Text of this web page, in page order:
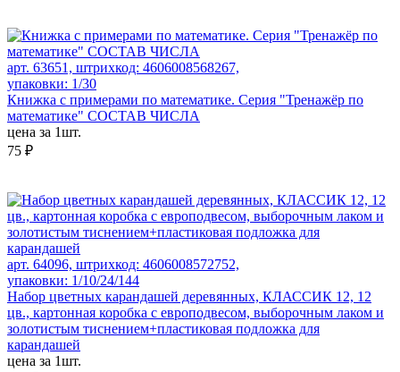
арт. 63651, штрихкод: 4606008568267,
упаковки: 1/30
Книжка с примерами по математике. Серия "Тренажёр по
математике" СОСТАВ ЧИСЛА
цена за 1шт.
75 ₽
арт. 64096, штрихкод: 4606008572752,
упаковки: 1/10/24/144
Набор цветных карандашей деревянных, КЛАССИК 12, 12
цв., картонная коробка с европодвесом, выборочным лаком и
золотистым тиснением+пластиковая подложка для
карандашей
цена за 1шт.